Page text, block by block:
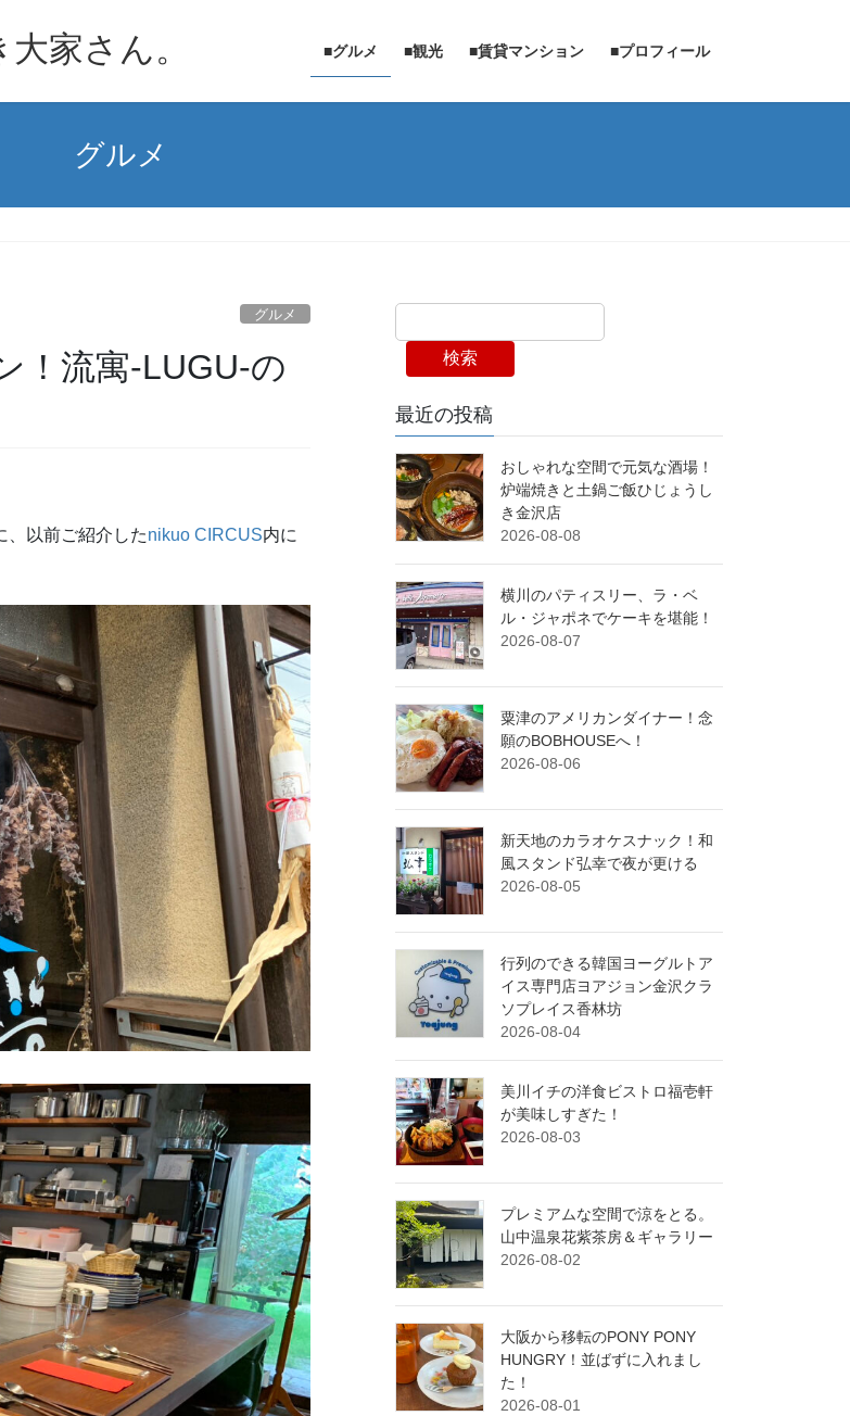
家さん。 ■グルメ ■観光 ■賃貸マンション ■プロフィール
グルメ
グルメ
！流寓-LUGU-の
、以前ご紹介したnikuo CIRCUS内に
検索
最近の投稿
おしゃれな空間で元気な酒場！
炉端焼きと土鍋ご飯ひじょうし
き金沢店
2026-08-08
横川のパティスリー、ラ・ベ
ル・ジャポネでケーキを堪能！
2026-08-07
粟津のアメリカンダイナー！念
願のBOBHOUSEへ！
2026-08-06
新天地のカラオケスナック！和
風スタンド弘幸で夜が更ける
2026-08-05
行列のできる韓国ヨーグルトア
イス専門店ヨアジョン金沢クラ
ソプレイス香林坊
2026-08-04
美川イチの洋食ビストロ福壱軒
が美味しすぎた！
2026-08-03
プレミアムな空間で涼をとる。
山中温泉花紫茶房＆ギャラリー
2026-08-02
大阪から移転のPONY PONY
HUNGRY！並ばずに入れまし
た！
2026-08-01